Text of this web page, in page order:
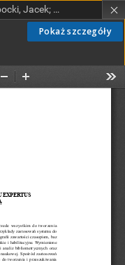
Pokaż szczegóły
Głębocki, Jacek; Pietruszewski, Grzegorz